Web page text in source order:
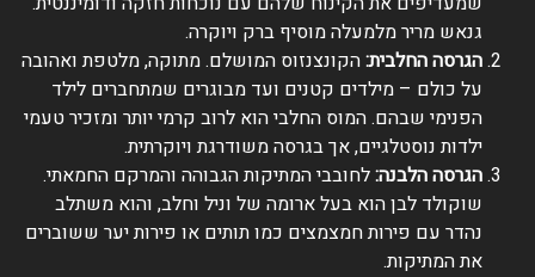
גנאש מריר מלמעלה מוסיף ברק ויוקרה.
הגרסה החלבית:הקונצנזוס המושלם. מתוקה, מלטפת ואהובה
על כולם – מילדים קטנים ועד מבוגרים שמתחברים לילד
הפנימי שבהם. המוס החלבי הוא לרוב קרמי יותר ומזכיר טעמי
ילדות נוסטלגיים, אך בגרסה משודרגת ויוקרתית.
הגרסה הלבנה:לחובבי המתיקות הגבוהה והמרקם החמאתי.
שוקולד לבן הוא בעל ארומה של וניל וחלב, והוא משתלב
נהדר עם פירות חמצמצים כמו תותים או פירות יער ששוברים
את המתיקות.